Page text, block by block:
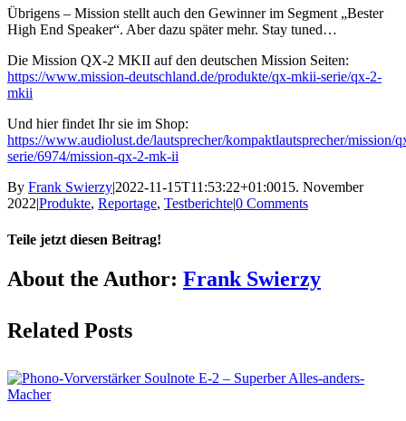
Übrigens – Mission stellt auch den Gewinner im Segment „Bester
High End Speaker“. Aber dazu später mehr. Stay tuned…
Die Mission QX-2 MKII auf den deutschen Mission Seiten:
https://www.mission-deutschland.de/produkte/qx-mkii-serie/qx-2-
mkii
Und hier findet Ihr sie im Shop:
https://www.audiolust.de/lautsprecher/kompaktlautsprecher/mission/
serie/6974/mission-qx-2-mk-ii
By Frank Swierzy|2022-11-15T11:53:22+01:0015. November
2022|Produkte, Reportage, Testberichte|0 Comments
Teile jetzt diesen Beitrag!
Facebook
X
Reddit
LinkedIn
Pinterest
Vk
About the Author: Frank Swierzy
Related Posts